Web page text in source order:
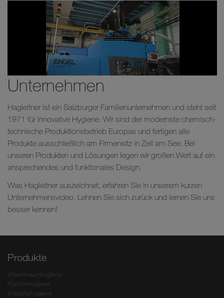
Unternehmen
Hagleitner ist ein Salzburger Familienunternehmen und steht seit
1971 für innovative Hygiene. Wir sind der modernste chemisch-
technische Produktionsbetrieb Europas und fertigen alle
Produkte ausschließlich am Firmensitz in Zell am See. Bei
unseren Produkten und Lösungen legen wir großen Wert auf ein
ansprechendes und funktionales Design.
Was Hagleitner auszeichnet, erfahren Sie in unserem kurzen
Unternehmensvideo. Lehnen Sie sich zurück und lernen Sie uns
besser kennen!
Produkte
Waschraumhygiene
Küchenhygiene
Wäschehygiene